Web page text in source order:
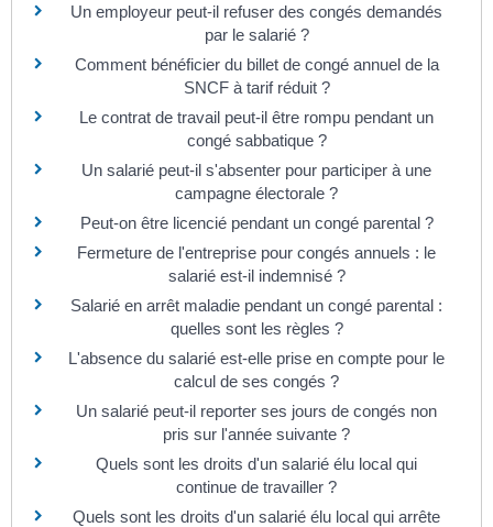
Un employeur peut-il refuser des congés demandés
par le salarié ?
Comment bénéficier du billet de congé annuel de la
SNCF à tarif réduit ?
Le contrat de travail peut-il être rompu pendant un
congé sabbatique ?
Un salarié peut-il s'absenter pour participer à une
campagne électorale ?
Peut-on être licencié pendant un congé parental ?
Fermeture de l'entreprise pour congés annuels : le
salarié est-il indemnisé ?
Salarié en arrêt maladie pendant un congé parental :
quelles sont les règles ?
L'absence du salarié est-elle prise en compte pour le
calcul de ses congés ?
Un salarié peut-il reporter ses jours de congés non
pris sur l'année suivante ?
Quels sont les droits d'un salarié élu local qui
continue de travailler ?
Quels sont les droits d'un salarié élu local qui arrête